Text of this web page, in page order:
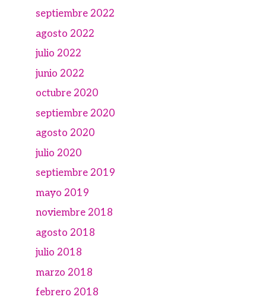
septiembre 2022
agosto 2022
julio 2022
junio 2022
octubre 2020
septiembre 2020
agosto 2020
julio 2020
septiembre 2019
mayo 2019
noviembre 2018
agosto 2018
julio 2018
marzo 2018
febrero 2018